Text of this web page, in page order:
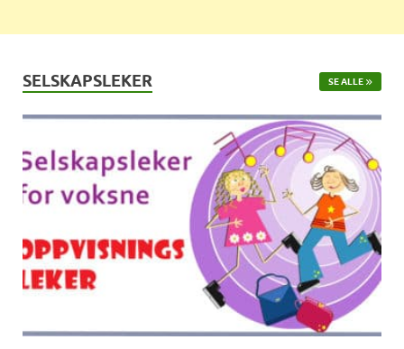
SELSKAPSLEKER SE ALLE